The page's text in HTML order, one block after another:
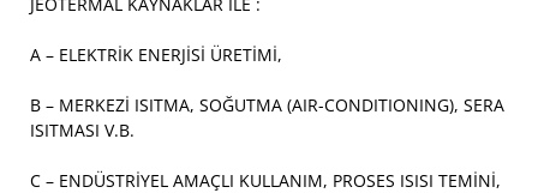
A – ELEKTRİK ENERJİSİ ÜRETİMİ,
B – MERKEZİ ISITMA, SOĞUTMA (AIR-CONDITIONING), SERA
ISITMASI V.B.
C – ENDÜSTRİYEL AMAÇLI KULLANIM, PROSES ISISI TEMİNİ,